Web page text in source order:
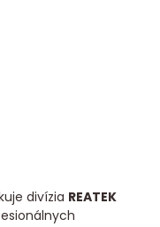
divízia REATEK